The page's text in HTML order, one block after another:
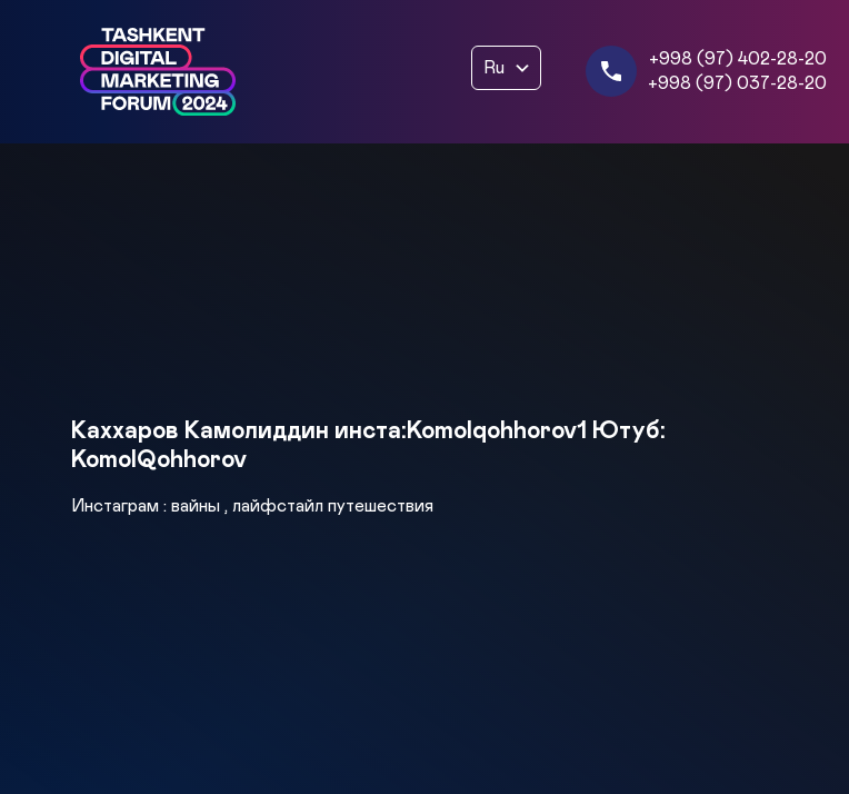
Ru
+998 (97) 402-28-20
+998 (97) 037-28-20
Каххаров Камолиддин инста:Komolqohhorov1 Ютуб:
KomolQohhorov
Инстаграм : вайны , лайфстайл путешествия